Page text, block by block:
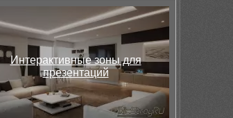
Интерактивные зоны для
презентаций